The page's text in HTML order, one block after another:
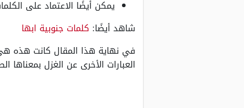
يمكن أيضًا الاعتماد على
شاهد أيضًا: كلمات جنوبية ابها
في نهاية هذا المقال كانت هذه
العبارات الأخرى عن الغزل بمعناها